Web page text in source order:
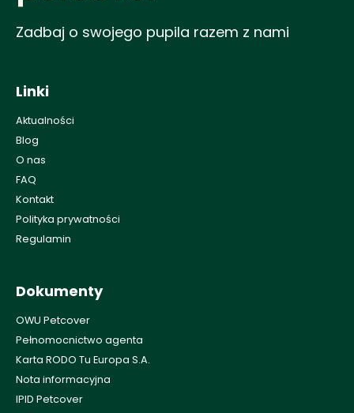
Zadbaj o swojego pupila razem z nami
Linki
Aktualności
Blog
O nas
FAQ
Kontakt
Polityka prywatności
Regulamin
Dokumenty
OWU Petcover
Pełnomocnictwo agenta
Karta RODO Tu Europa S.A.
Nota informacyjna
IPID Petcover